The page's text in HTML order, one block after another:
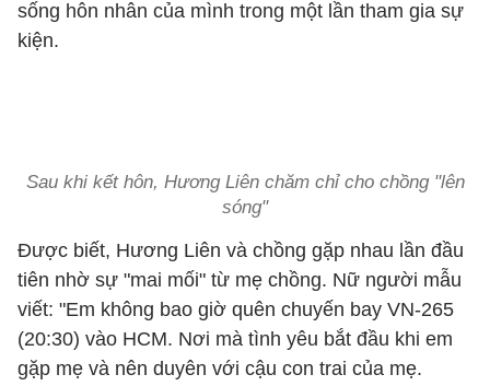
sống hôn nhân của mình trong một lần tham gia sự
kiện.
Sau khi kết hôn, Hương Liên chăm chỉ cho chồng "lên
sóng"
Được biết, Hương Liên và chồng gặp nhau lần đầu
tiên nhờ sự "mai mối" từ mẹ chồng. Nữ người mẫu
viết: "Em không bao giờ quên chuyến bay VN-265
(20:30) vào HCM. Nơi mà tình yêu bắt đầu khi em
gặp mẹ và nên duyên với cậu con trai của mẹ.